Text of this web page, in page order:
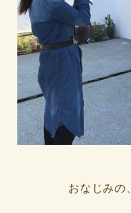
おなじみの